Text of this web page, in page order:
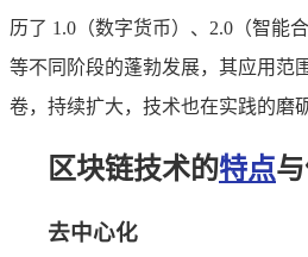
历了 1.0（数字货币）、2.0（智能
等不同阶段的蓬勃发展，其应用范
卷，持续扩大，技术也在实践的磨
区块链技术的特点
去中心化